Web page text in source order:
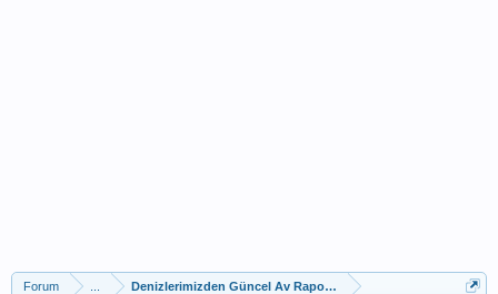
Forum Denizlerimizden Güncel Av Raporları